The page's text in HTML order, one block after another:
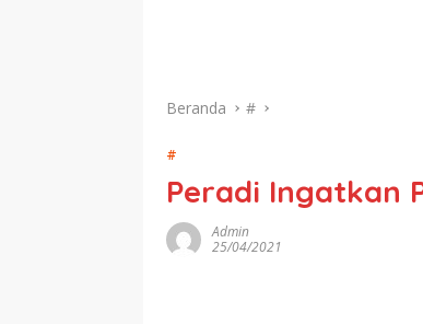
Beranda #
#
Peradi Ingatkan
Admin
25/04/2021